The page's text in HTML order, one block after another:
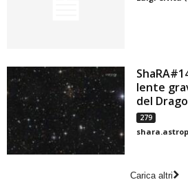
lente
del Drago
279
Carica altri